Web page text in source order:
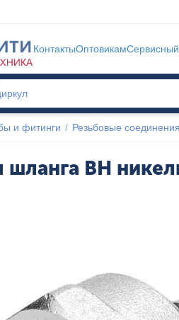
КонтактыОптовикам
и фитинги / Резьбовые соединения
ВН